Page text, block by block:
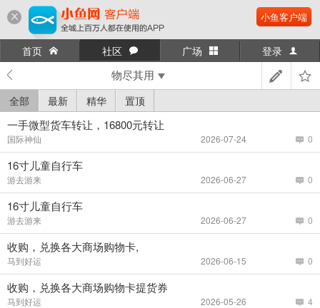
小鱼客户端
首页 社区 广场 登录
物尽其用
全部 最新 精华 置顶
一手微型货车转让，16800元转让
国际神仙 0
2026-07-24
16寸儿童自行车
游去游来 0
2026-06-27
16寸儿童自行车
游去游来 0
2026-06-27
收购，兑换各大商场购物卡,
马到好运 0
2026-06-15
收购，兑换各大商场购物卡提货券
马到好运 4
2026-05-26